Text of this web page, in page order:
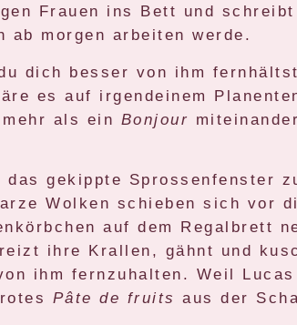
Frauen ins Bett und
ab morgen arbeiten werde.
dich besser von ihm
es auf irgendeinem
mehr als ein Bonjour
gekippte Sprossenfenster
Wolken schieben sich vor
auf dem Regalbrett
ihre Krallen, gähnt und
ihm fernzuhalten. Weil
Pâte de fruits aus der